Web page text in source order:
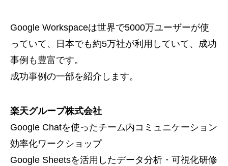
Google Workspaceは世界で5000万ユーザーが使
っていて、日本でも約5万社が利用していて、成功
事例も豊富です。
成功事例の一部を紹介します。
楽天グループ株式会社
Google Chatを使ったチーム内コミュニケーション
効率化ワークショップ
Google Sheetsを活用したデータ分析・可視化研修